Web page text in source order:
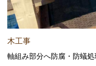
木工事
軸組み部分へ防腐・防蟻